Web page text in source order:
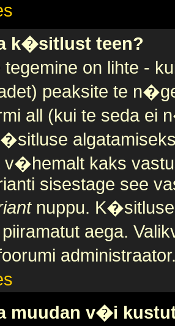
k�sitlust teen?
on lihte -
peaksite te
all (kui te seda ei
v�hemalt kaks
sisestage see
nuppu.
aega.
muudan v�i